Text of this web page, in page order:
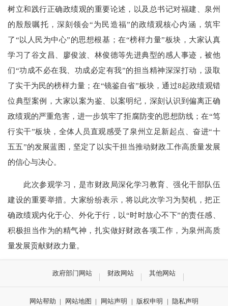
树立和践行正确政绩观的重要论述，以及总书记对福建、泉州
的殷殷嘱托，深刻领会“为民造福”的政绩观核心内涵，筑牢
了“以人民为中心”的思想根基；在“榜样力量”板块，大家认真
学习了谷文昌、廖俊波、林俊德等先进典型的感人事迹，被他
们“功成不必在我、功成必定有我”的担当精神深深打动，汲取
了实干为民的榜样力量；在“镜鉴自省”板块，通过8起政绩观错
位典型案例，大家以案为鉴、以案明纪，深刻认识到偏离正确
政绩观的严重危害，进一步筑牢了拒腐防变的思想防线；在“笃
行实干”板块，全体人员直观感受了泉州立足新起点、奋进“十
五五”的发展蓝图，坚定了以实干担当推动财政工作高质量发展
的信心与决心。
此次参观学习，是市财政局深化学习教育、强化干部队伍
建设的重要举措。大家纷纷表示，将以此次学习为契机，把正
确政绩观内化于心、外化于行，以“时时放心不下”的责任感、
积极担当作为的精气神，扎实做好财政各项工作，为泉州高质
量发展贡献财政力量。
政府部门网站 财政网站 其他网站
网站帮助 | 网站地图 | 网站声明 | 版权申明 | 隐私声明